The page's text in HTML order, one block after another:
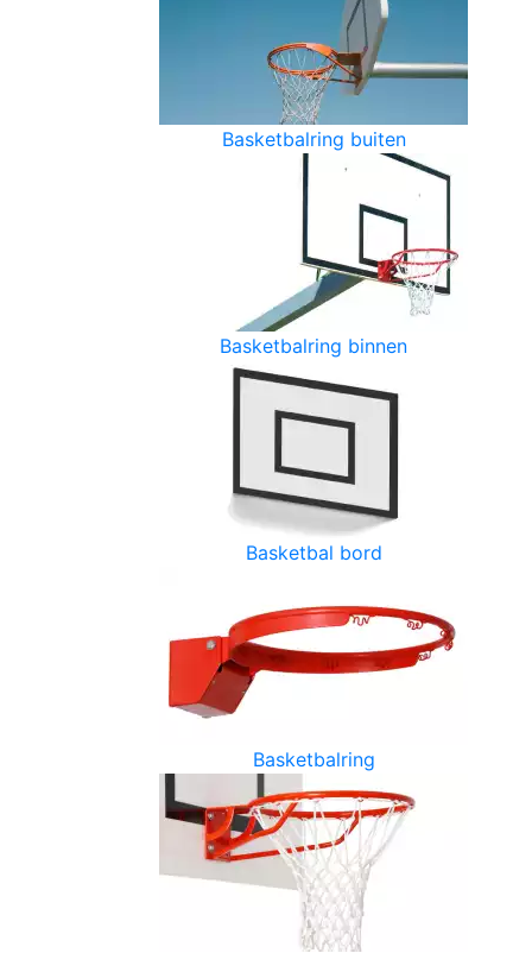
Basketbalring buiten
Basketbalring binnen
Basketbal bord
Basketbalring